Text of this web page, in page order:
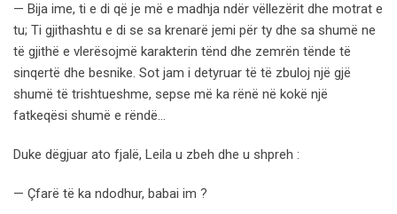
— Bija ime, ti e di që je më e madhja ndër vëllezërit dhe motrat e
tu; Ti gjithashtu e di se sa krenarë jemi për ty dhe sa shumë ne
të gjithë e vlerësojmë karakterin tënd dhe zemrën tënde të
sinqertë dhe besnike. Sot jam i detyruar të të zbuloj një gjë
shumë të trishtueshme, sepse më ka rënë në kokë një
fatkeqësi shumë e rëndë…
Duke dëgjuar ato fjalë, Leila u zbeh dhe u shpreh :
— Çfarë të ka ndodhur, babai im ?